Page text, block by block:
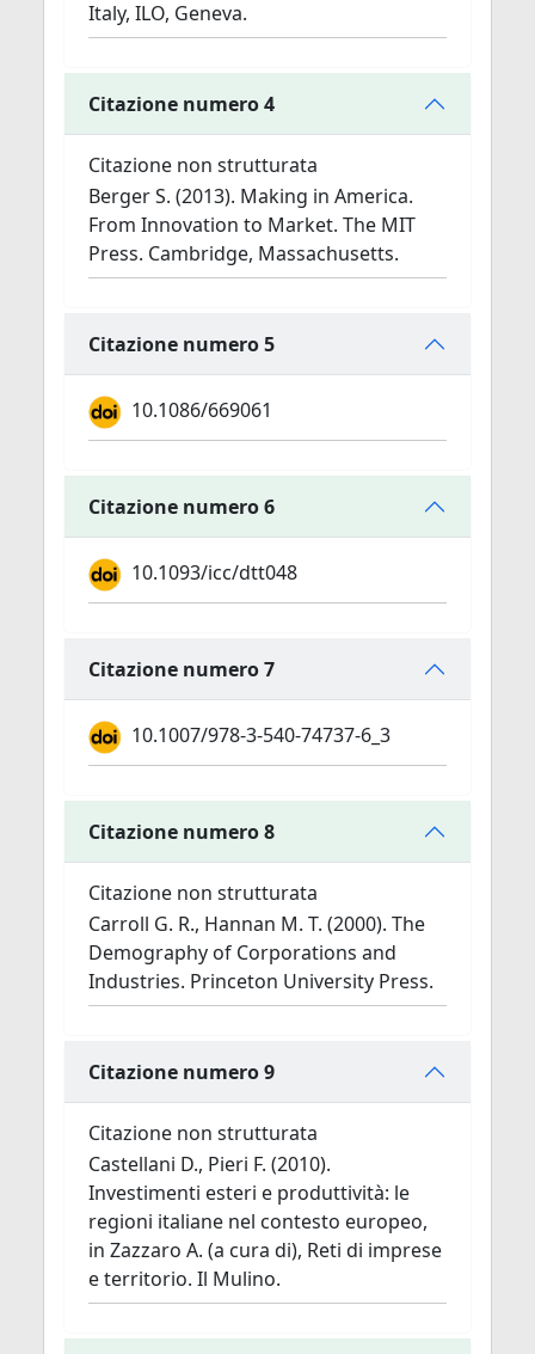
Italy, ILO, Geneva.
Citazione numero 4
Citazione non strutturata
Berger S. (2013). Making in America.
From Innovation to Market. The MIT
Press. Cambridge, Massachusetts.
Citazione numero 5
10.1086/669061
Citazione numero 6
10.1093/icc/dtt048
Citazione numero 7
10.1007/978-3-540-74737-6_3
Citazione numero 8
Citazione non strutturata
Carroll G. R., Hannan M. T. (2000). The
Demography of Corporations and
Industries. Princeton University Press.
Citazione numero 9
Citazione non strutturata
Castellani D., Pieri F. (2010).
Investimenti esteri e produttività: le
regioni italiane nel contesto europeo,
in Zazzaro A. (a cura di), Reti di imprese
e territorio. Il Mulino.